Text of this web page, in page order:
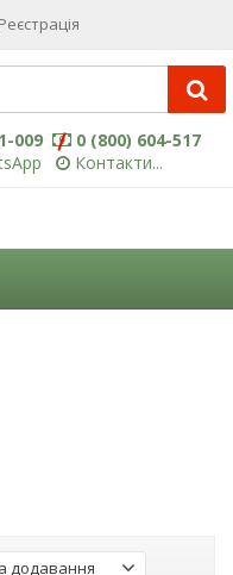
Реєстрація
009
0 (800) 604-517
Контакти...
додавання